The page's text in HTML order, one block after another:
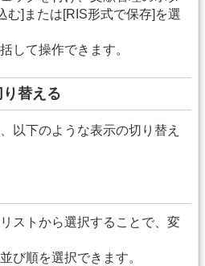
む]または[RIS形式で保存]を選
して操作できます。
替える
以下のような表示の切り替え
ストから選択することで、変
び順を選択できます。